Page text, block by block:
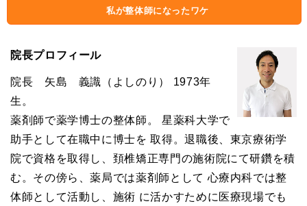
私が整体師になったワケ
院長プロフィール
院長 矢島 義識（よしのり） 1973年
生。
薬剤師で薬学博士の整体師。 星薬科大学で
助手として在職中に博士を 取得。退職後、東京療術学
院で資格を取得し、頚椎矯正専門の施術院にて研鑽を積
む。その傍ら、薬局では薬剤師として 心療内科では整
体師として活動し、施術 に活かすために医療現場でも